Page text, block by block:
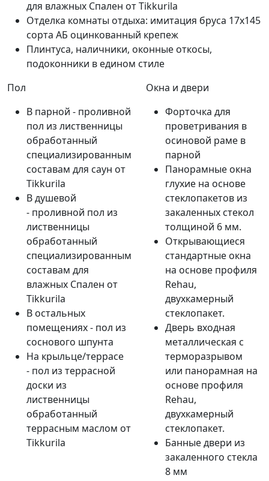
для влажных Спален от Tikkurila
Отделка комнаты отдыха: имитация бруса 17х145
сорта АБ оцинкованный крепеж
Плинтуса, наличники, оконные откосы,
подоконники в едином стиле
Пол
В парной - проливной
пол из лиственницы
обработанный
специализированным
составам для саун от
Tikkurila
В душевой
- проливной пол из
лиственницы
обработанный
специализированным
составам для
влажных Спален от
Tikkurila
В остальных
помещениях - пол из
соснового шпунта
На крыльце/террасе
- пол из террасной
доски из
лиственницы
обработанный
террасным маслом от
Tikkurila
Окна и двери
Форточка для
проветривания в
осиновой раме в
парной
Панорамные окна
глухие на основе
стеклопакетов из
закаленных стекол
толщиной 6 мм.
Открывающиеся
стандартные окна
на основе профиля
Rehau,
двухкамерный
стеклопакет.
Дверь входная
металлическая с
терморазрывом
или панорамная на
основе профиля
Rehau,
двухкамерный
стеклопакет.
Банные двери из
закаленного стекла
8 мм